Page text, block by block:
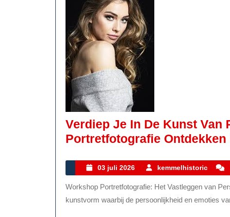
Verdiep Je In De Kunst
Portretfotografie Ontdekken
03 juli 2026
03
juli
2026
kemmelhistoric
Workshop Portretfotografie: Het Vastleggen van Persoonlijkheid en Emotie Portretfotografie is een
kunstvorm waarbij de persoonlijkheid en emoties